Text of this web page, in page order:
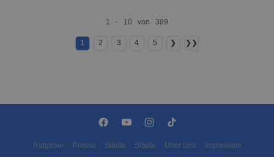
1 - 10 von 389
1 2 3 4 5 ❯ ❯❯
Ratgeber Presse Städte Städte Über Uns Impressum